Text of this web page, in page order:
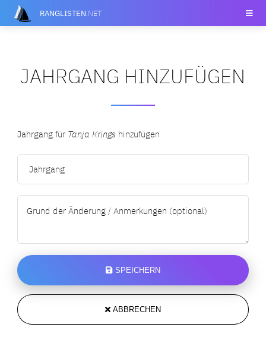
RANGLISTEN.NET
JAHRGANG HINZUFÜGEN
Jahrgang für Tanja Krings hinzufügen
SPEICHERN
ABBRECHEN